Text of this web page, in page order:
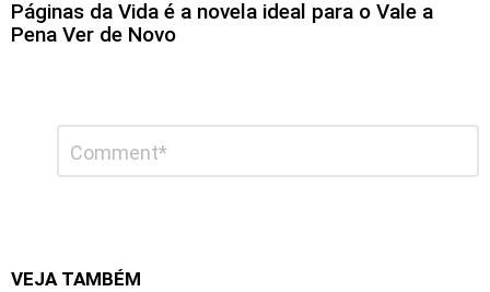
Páginas da Vida é a novela ideal para o Vale a
Pena Ver de Novo
comentário
VEJA TAMBÉM